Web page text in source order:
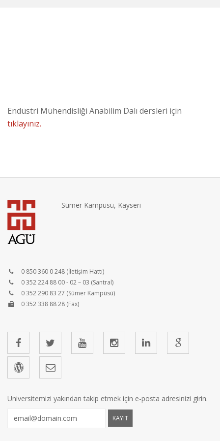
Endüstri Mühendisliği Anabilim Dalı dersleri için
tıklayınız.
Sümer Kampüsü, Kayseri
0 850 360 0 248 (İletişim Hattı)
0 352 224 88 00 - 02 – 03 (Santral)
0 352 290 83 27 (Sümer Kampüsü)
0 352 338 88 28 (Fax)
Üniversitemizi yakından takip etmek için e-posta adresinizi girin.
KAYIT